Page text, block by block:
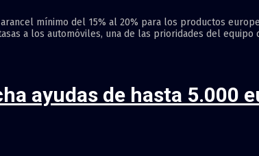
mínimo del 15% al 20% para los productos
a los automóviles, una de las prioridades del equipo
ayudas de hasta 5.000